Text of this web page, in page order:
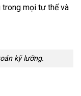
trong mọi tư thế và
kỹ lưỡng.